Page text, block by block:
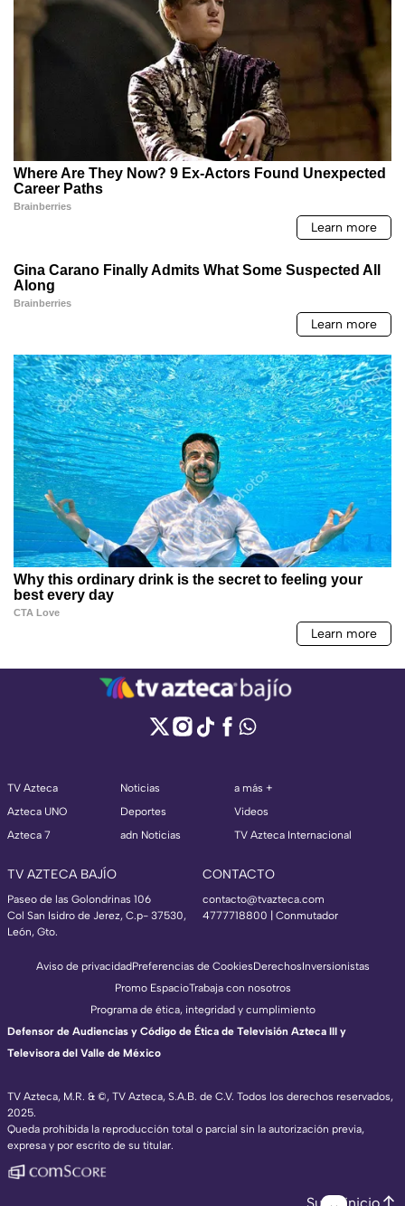
TV Azteca
Azteca UNO
Azteca 7
Noticias
Deportes
adn Noticias
a más +
Videos
TV Azteca Internacional
TV AZTECA BAJÍO
Paseo de las Golondrinas 106
Col San Isidro de Jerez, C.p- 37530,
León, Gto.
CONTACTO
contacto@tvazteca.com
4777718800 | Conmutador
TV Azteca, M.R. & ©, TV Azteca, S.A.B. de C.V. Todos los derechos reservados,
2025.
Queda prohibida la reproducción total o parcial sin la autorización previa,
expresa y por escrito de su titular.
Aviso de privacidadPreferencias de CookiesDerechosInversionistas
Promo EspacioTrabaja con nosotros
Programa de ética, integridad y cumplimiento
Defensor de Audiencias y Código de Ética de Televisión Azteca III y
Televisora del Valle de México